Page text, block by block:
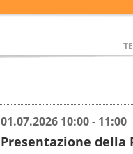
01.07.2026 10:00 - 11:00
Presentazione della